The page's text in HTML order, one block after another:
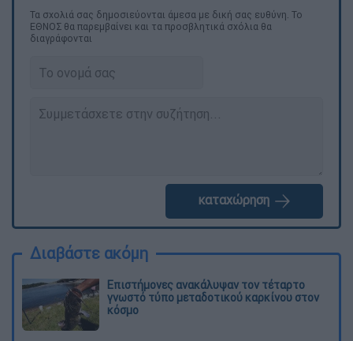
Τα σχολιά σας δημοσιεύονται άμεσα με δική σας ευθύνη. Το
ΕΘΝΟΣ θα παρεμβαίνει και τα προσβλητικά σχόλια θα
διαγράφονται
καταχώρηση
Διαβάστε ακόμη
Επιστήμονες ανακάλυψαν τον τέταρτο
γνωστό τύπο μεταδοτικού καρκίνου στον
κόσμο